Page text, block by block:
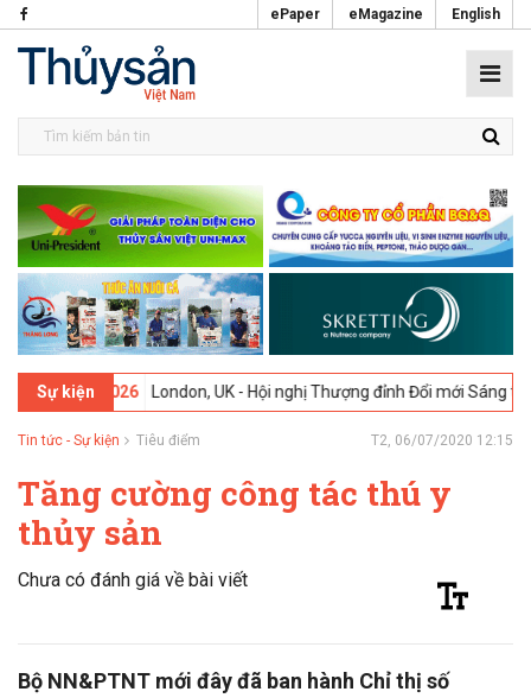
ePaper eMagazine English
Sự kiện
02-2026 London, UK - Hội nghị Thượng đỉnh Đổi mới Sáng tạo
Tin tức - Sự kiện Tiêu điểm T2, 06/07/2020 12:15
Tăng cường công tác thú y
thủy sản
Chưa có đánh giá về bài viết
Bộ NN&PTNT mới đây đã ban hành Chỉ thị số